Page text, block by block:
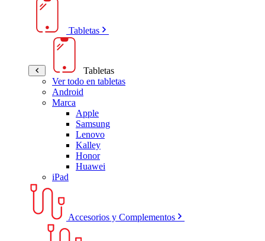
Tabletas
Tabletas
Ver todo en tabletas
Android
Marca
Apple
Samsung
Lenovo
Kalley
Honor
Huawei
iPad
Accesorios y Complementos